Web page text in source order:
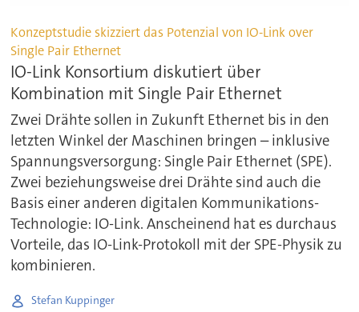
Konzeptstudie skizziert das Potenzial von IO-Link over
Single Pair Ethernet
IO-Link Konsortium diskutiert über
Kombination mit Single Pair Ethernet
Zwei Drähte sollen in Zukunft Ethernet bis in den
letzten Winkel der Maschinen bringen – inklusive
Spannungsversorgung: Single Pair Ethernet (SPE).
Zwei beziehungsweise drei Drähte sind auch die
Basis einer anderen digitalen Kommunikations-
Technologie: IO-Link. Anscheinend hat es durchaus
Vorteile, das IO-Link-Protokoll mit der SPE-Physik zu
kombinieren.
Stefan Kuppinger